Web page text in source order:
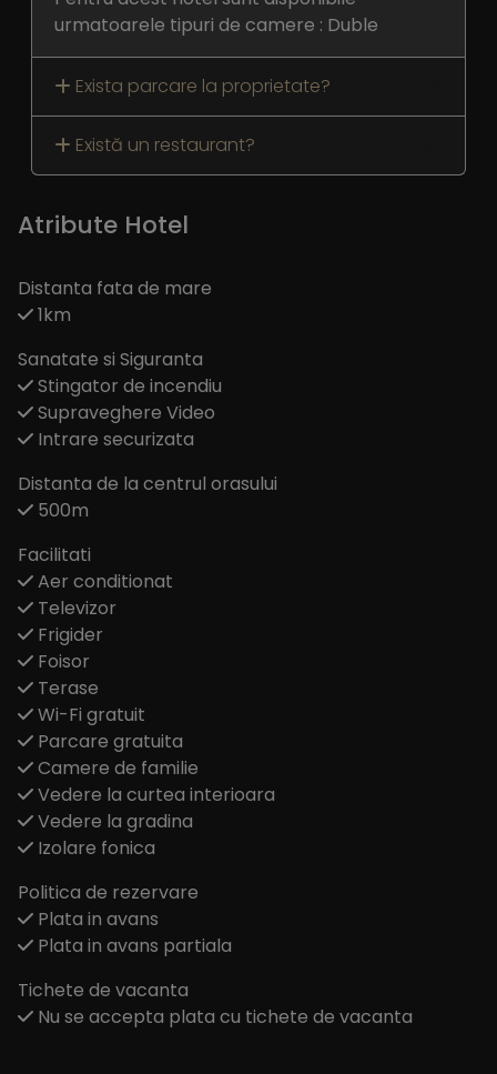
urmatoarele tipuri de camere : Duble
Exista parcare la proprietate?
Există un restaurant?
Atribute Hotel
Distanta fata de mare
1km
Sanatate si Siguranta
Stingator de incendiu
Supraveghere Video
Intrare securizata
Distanta de la centrul orasului
500m
Facilitati
Aer conditionat
Televizor
Frigider
Foisor
Terase
Wi-Fi gratuit
Parcare gratuita
Camere de familie
Vedere la curtea interioara
Vedere la gradina
Izolare fonica
Politica de rezervare
Plata in avans
Plata in avans partiala
Tichete de vacanta
Nu se accepta plata cu tichete de vacanta